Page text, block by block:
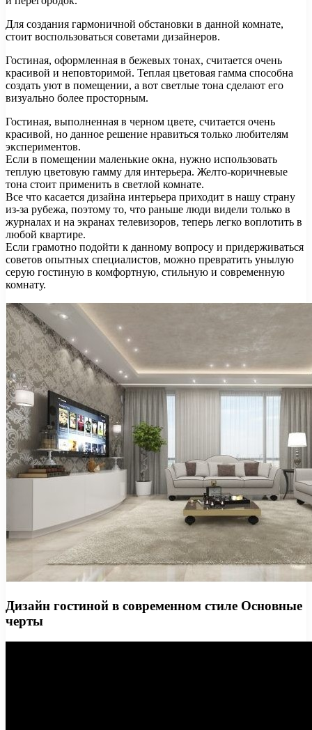
Для создания гармоничной обстановки в данной комнате,
стоит воспользоваться советами дизайнеров.
Гостиная, оформленная в бежевых тонах, считается очень
красивой и неповторимой. Теплая цветовая гамма способна
создать уют в помещении, а вот светлые тона сделают его
визуально более просторным.
Гостиная, выполненная в черном цвете, считается очень
красивой, но данное решение нравиться только любителям
экспериментов.
Если в помещении маленькие окна, нужно использовать
теплую цветовую гамму для интерьера. Желто-коричневые
тона стоит применить в светлой комнате.
Все что касается дизайна интерьера приходит в нашу страну
из-за рубежа, поэтому то, что раньше люди видели только в
журналах и на экранах телевизоров, теперь легко воплотить в
любой квартире.
Если грамотно подойти к данному вопросу и придерживаться
советов опытных специалистов, можно превратить унылую
серую гостиную в комфортную, стильную и современную
комнату.
Дизайн гостиной в современном стиле Основные
черты